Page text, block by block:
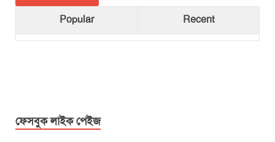
Popular Recent
ফেসবুক লাইক পেইজ